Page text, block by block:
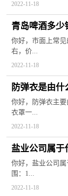
2022-11-18
青岛啤酒多少
你好，市面上常
右，价...
2022-11-18
防弹衣是由
些？
你好，防弹衣主要
衣罩一...
2022-11-18
盐业公司属于
你好，盐业公司
围：1...
2022-11-18